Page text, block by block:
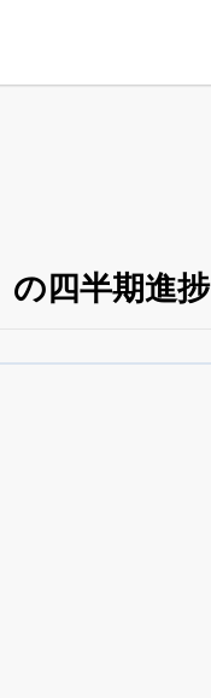
の四半期進捗
用も付きます